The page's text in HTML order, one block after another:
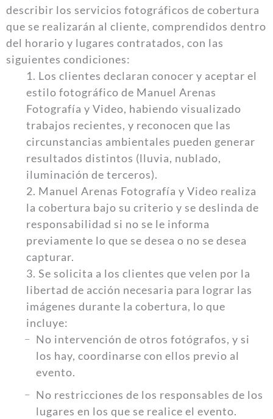
describir los servicios fotográficos de cobertura
que se realizarán al cliente, comprendidos dentro
del horario y lugares contratados, con las
siguientes condiciones:
1. Los clientes declaran conocer y aceptar el
estilo fotográfico de Manuel Arenas
Fotografía y Video, habiendo visualizado
trabajos recientes, y reconocen que las
circunstancias ambientales pueden generar
resultados distintos (lluvia, nublado,
iluminación de terceros).
2. Manuel Arenas Fotografía y Video realiza
la cobertura bajo su criterio y se deslinda de
responsabilidad si no se le informa
previamente lo que se desea o no se desea
capturar.
3. Se solicita a los clientes que velen por la
libertad de acción necesaria para lograr las
imágenes durante la cobertura, lo que
incluye:
No intervención de otros fotógrafos, y si
los hay, coordinarse con ellos previo al
evento.
No restricciones de los responsables de los
lugares en los que se realice el evento.